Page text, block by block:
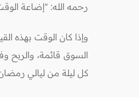
رحمه الله: "إضاعة
وإذا كان الوقت بهذه
السوق قائمة، والربح
كل ليلة من ليالي